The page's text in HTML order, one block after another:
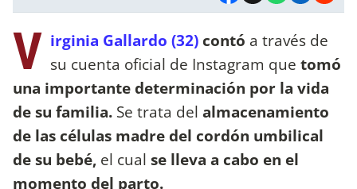
V irginia Gallardo (32) contó a través de
su cuenta oficial de Instagram que tomó
una importante determinación por la vida
de su familia. Se trata del almacenamiento
de las células madre del cordón umbilical
de su bebé, el cual se lleva a cabo en el
momento del parto.